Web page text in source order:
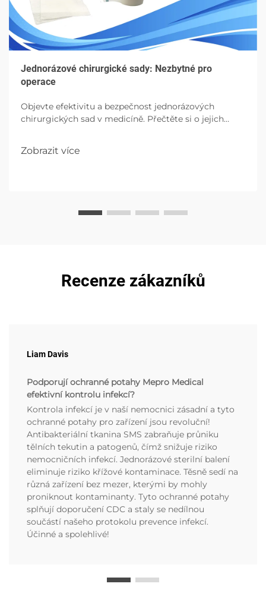
Jednorázové chirurgické sady: Nezbytné pro
operace
Objevte efektivitu a bezpečnost jednorázových
chirurgických sad v medicíně. Přečtěte si o jejich
Zobrazit více
Recenze zákazníků
Liam Davis
Podporují ochranné potahy Mepro Medical
efektivní kontrolu infekcí?
Kontrola infekcí je v naší nemocnici zásadní a tyto
ochranné potahy pro zařízení jsou revoluční!
Antibakteriální tkanina SMS zabraňuje průniku
tělních tekutin a patogenů, čímž snižuje riziko
nemocničních infekcí. Jednorázové sterilní balení
eliminuje riziko křížové kontaminace. Těsně sedí na
různá zařízení bez mezer, kterými by mohly
proniknout kontaminanty. Tyto ochranné potahy
splňují doporučení CDC a staly se nedílnou
součástí našeho protokolu prevence infekcí.
Účinné a spolehlivé!